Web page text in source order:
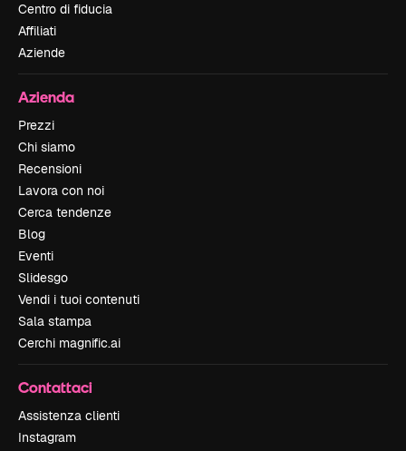
Centro di fiducia
Affiliati
Aziende
Azienda
Prezzi
Chi siamo
Recensioni
Lavora con noi
Cerca tendenze
Blog
Eventi
Slidesgo
Vendi i tuoi contenuti
Sala stampa
Cerchi magnific.ai
Contattaci
Assistenza clienti
Instagram